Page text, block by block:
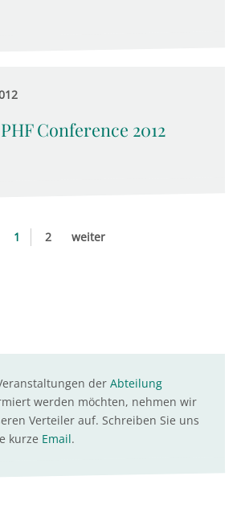
Conference 2012
1 2 weiter
der Abteilung
werden möchten, nehmen wir
Verteiler auf. Schreiben Sie uns
kurze Email.